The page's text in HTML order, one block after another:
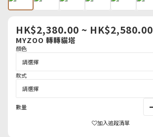
HK$2,380.00 ~ HK$2,580.00
MYZOO 轉轉貓塔
顏色
款式
數量
加入追蹤清單